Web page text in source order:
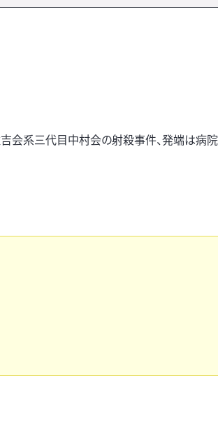
会系三代目中村会の射殺事件、発端は病